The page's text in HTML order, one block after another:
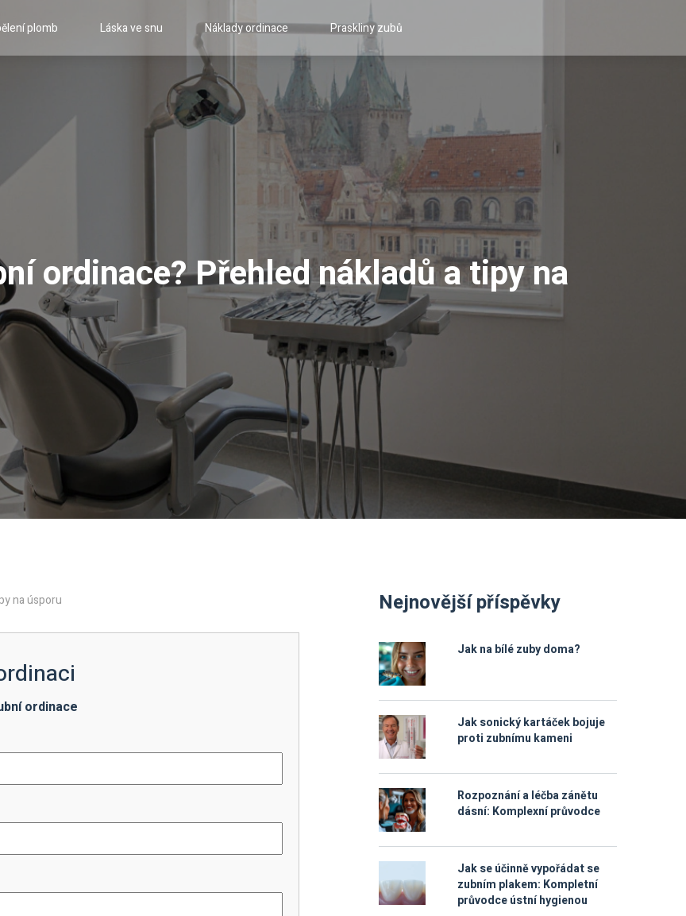
plomb Láska ve snu Náklady ordinace Praskliny zubů
ordinace? Přehled nákladů a tipy na
na úsporu
ordinace
Nejnovější příspěvky
Jak na bílé zuby doma?
Jak sonický kartáček bojuje
proti zubnímu kameni
Rozpoznání a léčba zánětu
dásní: Komplexní průvodce
Jak se účinně vypořádat se
zubním plakem: Kompletní
průvodce ústní hygienou